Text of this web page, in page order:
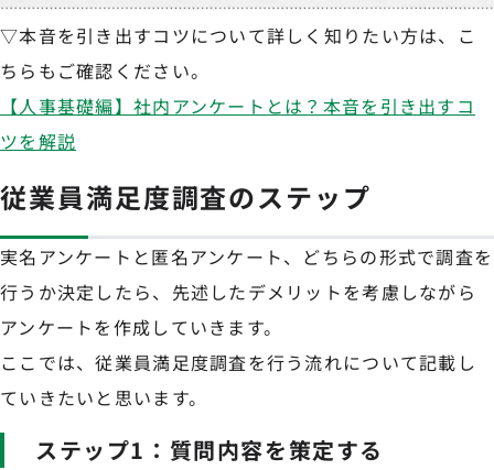
▽本音を引き出すコツについて詳しく知りたい方は、こ
ちらもご確認ください。
【人事基礎編】社内アンケートとは？本音を引き出すコ
ツを解説
従業員満足度調査のステップ
実名アンケートと匿名アンケート、どちらの形式で調査を
行うか決定したら、先述したデメリットを考慮しながら
アンケートを作成していきます。
ここでは、従業員満足度調査を行う流れについて記載し
ていきたいと思います。
ステップ1：質問内容を策定する